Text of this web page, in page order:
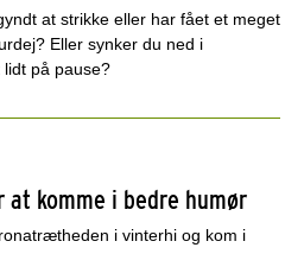
at strikke eller har fået et meget
Eller synker du ned i
på pause?
komme i bedre humør
i vinterhi og kom i